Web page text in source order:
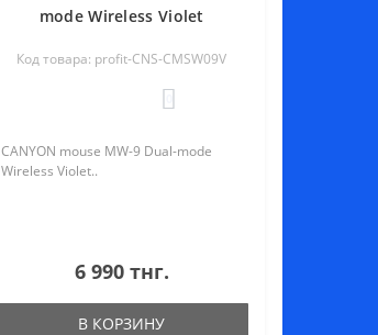
mode Wireless Violet
Код товара: profit-CNS-CMSW09V
CANYON mouse MW-9 Dual-mode
Wireless Violet..
6 990 тнг.
В КОРЗИНУ